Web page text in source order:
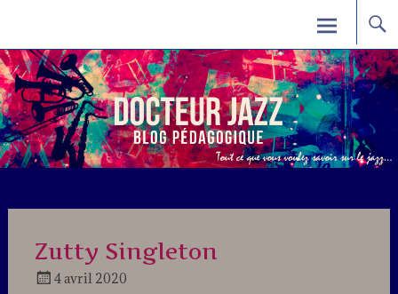
content
Zutty Singleton
4 avril 2020